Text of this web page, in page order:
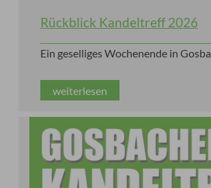
Rückblick Kandeltreff 2026
Ein geselliges Wochenende in
weiterlesen